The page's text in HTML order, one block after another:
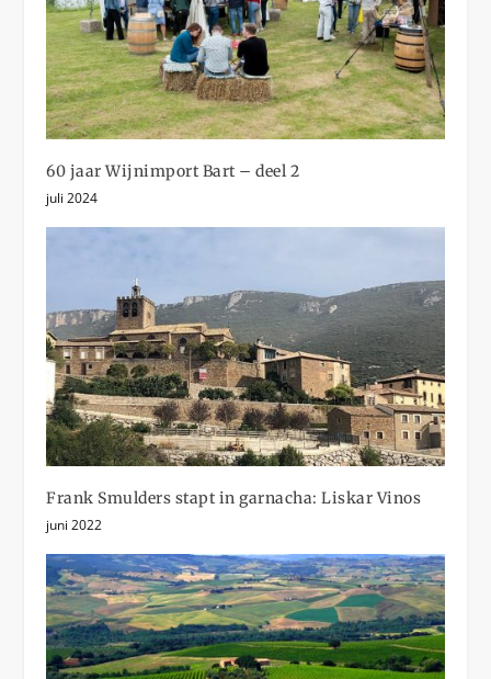
60 jaar Wijnimport Bart – deel 2
juli 2024
Frank Smulders stapt in garnacha: Liskar Vinos
juni 2022